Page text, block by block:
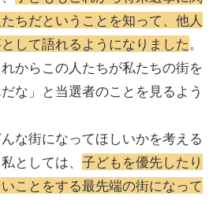
ちだということを知って、他人
して語れるようになりました。
からこの人たちが私たちの街を
な」と当選者のことを見るよう
な街になってほしいかを考える
としては、 子どもを優先したり
ことをする最先端の街になって